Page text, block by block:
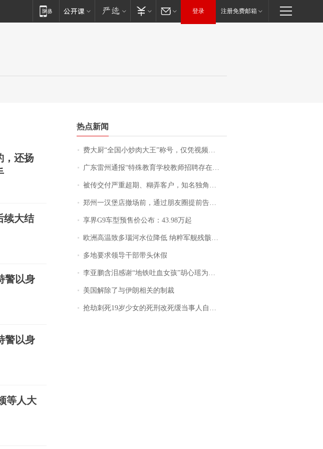
登录 注册免费邮箱
，还扬
续大结
警以身
警以身
等人大
热点新闻
费大厨“全国小炒肉大王”称号，仅凭视频评出？中国烹饪协会回应
广东雷州通报“特殊教育学校教师招聘存在违规行为”：已启动问责程序 副校长被停职
被传交付严重超期、糊弄客户，知名独角兽车企创始人回应：都没证据，将依法采取措施，“本人长期与美国交管局保持沟通，对方表示肯定”
郑州一汉堡店撤场前，通过朋友圈提前告知逐一退费，有顾客仅剩1元也全被退回，分文不少；顾客：言而有信，让人感动
享界G9车型预售价公布：43.98万起
欧洲高温致多瑙河水位降低 纳粹军舰残骸重见天日
多地要求领导干部带头休假
李亚鹏含泪感谢“地铁吐血女孩”胡心瑶为嫣然天使捐99999元：这份捐赠太沉重，尊重其捐赠意愿，个人向胡心瑶和她的病友之家各捐赠99999元
美国解除了与伊朗相关的制裁
抢劫刺死19岁少女的死刑改死缓当事人自述：出狱11年间始终刻意躲避被害人家属